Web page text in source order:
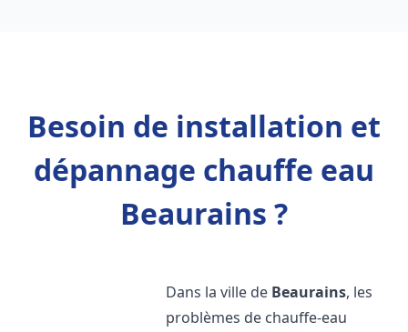
Besoin de installation et
dépannage chauffe eau
Beaurains ?
Dans la ville de Beaurains, les
problèmes de chauffe-eau